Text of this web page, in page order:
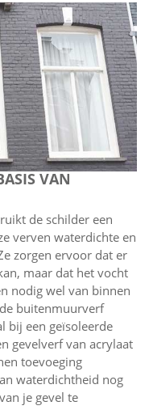
VAN
de schilder een
verven waterdichte en
zorgen ervoor dat er
maar dat het vocht
nodig wel van binnen
buitenmuurverf
bij een geïsoleerde
gevelverf van acrylaat
toevoeging
waterdichtheid nog
je gevel te